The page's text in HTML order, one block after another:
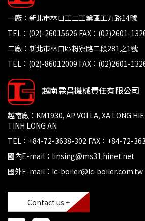
一廠：新北市林口工二工業區工九路14號
TEL：(02)-26015626 FAX：(02)2601-
二廠：新北市林口區粉寮路二段281之1號
TEL：(02)-86012009 FAX：(02)2601-
越南霖昌機械責任有限公司
越南廠：KM1930, AP VOI LA, XA LONG
TINH LONG AN
TEL：+84-72-3638-302 FAX：+84-72-
國內E-mail：linsing@ms31.hinet.net
國外E-mail：lc-boiler@lc-boiler.com.tw
Contact us +